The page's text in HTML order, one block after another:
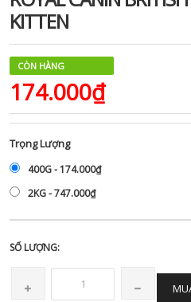
KITTEN
CÒN HÀNG
174.000₫
Trọng Lượng
400G - 174.000₫
2KG - 747.000₫
SỐ LƯỢNG: